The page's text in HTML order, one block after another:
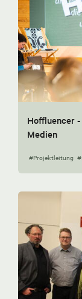
Hoffluencer
Medien
#Projektleitung